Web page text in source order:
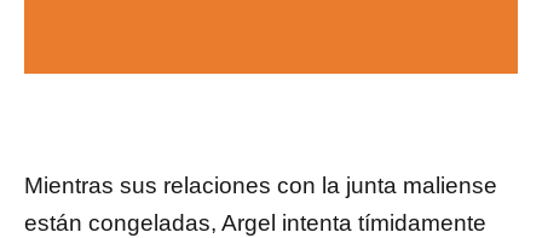
Mientras sus relaciones con la junta maliense
están congeladas, Argel intenta tímidamente